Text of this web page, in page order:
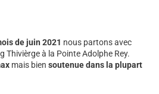
de juin 2021 nous partons avec
Thivièrge à la Pointe Adolphe Rey.
mais bien soutenue dans la plupart